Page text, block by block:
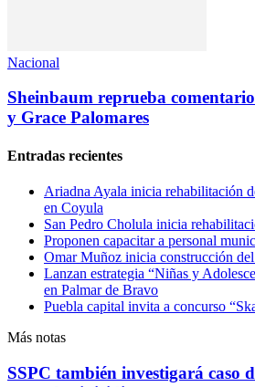
Nacional
Sheinbaum reprueba
y Grace Palomares
Entradas recientes
Ariadna Ayala inicia rehabilitación
en Coyula
San Pedro Cholula inicia
Proponen capacitar a personal
Omar Muñoz inicia construcción
Lanzan estrategia “Niñas y
en Palmar de Bravo
Puebla capital invita a concurso
Más notas
SSPC también investigará caso